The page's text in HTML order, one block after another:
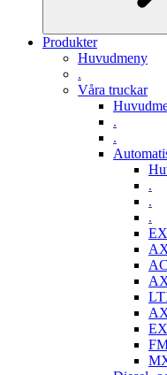
Produkter
Huvudmeny
.
Våra truckar
.
.
.
.
.